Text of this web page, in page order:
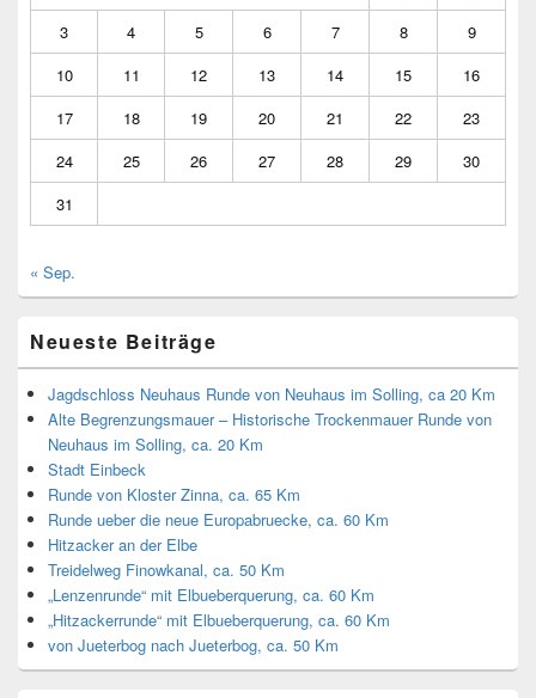
3
4 5 6 7 8
9
10
11 12 13 14 15
16
17
18 19 20 21 22
23
24
25 26 27 28 29
30
31
« Sep.
Neueste Beiträge
Jagdschloss Neuhaus Runde von Neuhaus im Solling, ca 20 Km
Alte Begrenzungsmauer – Historische Trockenmauer Runde von
Neuhaus im Solling, ca. 20 Km
Stadt Einbeck
Runde von Kloster Zinna, ca. 65 Km
Runde ueber die neue Europabruecke, ca. 60 Km
Hitzacker an der Elbe
Treidelweg Finowkanal, ca. 50 Km
„Lenzenrunde“ mit Elbueberquerung, ca. 60 Km
„Hitzackerrunde“ mit Elbueberquerung, ca. 60 Km
von Jueterbog nach Jueterbog, ca. 50 Km